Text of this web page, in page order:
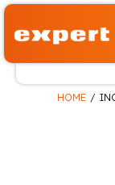
HOME